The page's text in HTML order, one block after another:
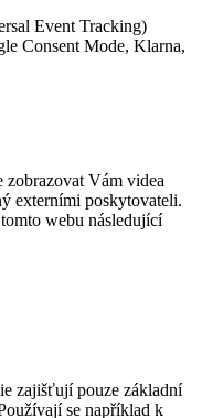
Event Tracking)
Consent Mode, Klarna,
zobrazovat Vám videa
externími poskytovateli.
webu následující
zajišťují pouze základní
se například k